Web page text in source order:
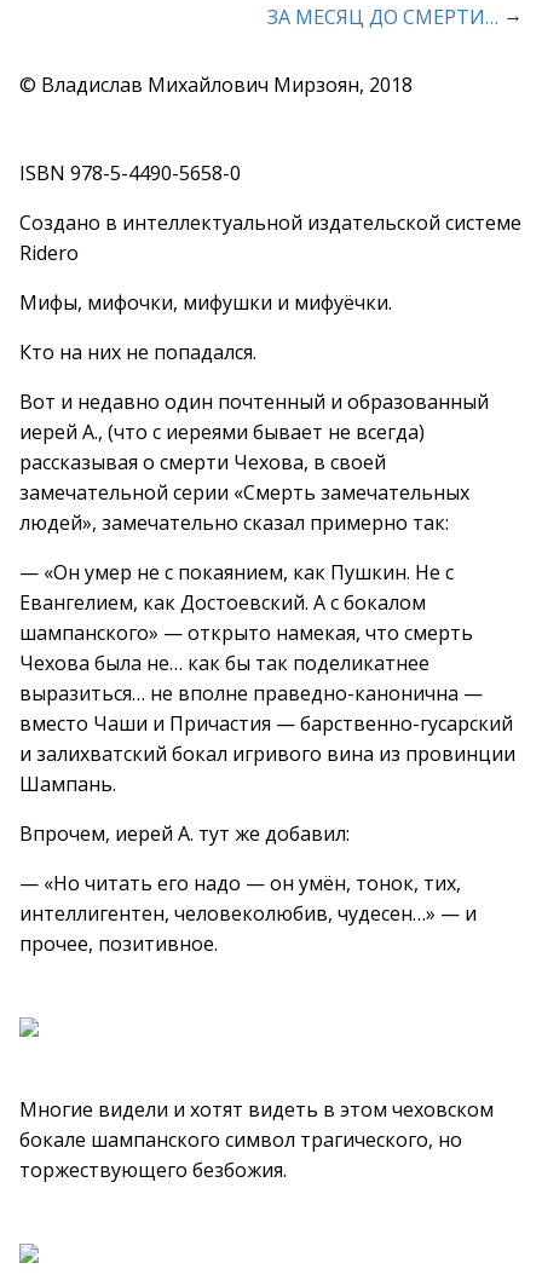
ЗА МЕСЯЦ ДО СМЕРТИ… →
© Владислав Михайлович Мирзоян, 2018
ISBN 978-5-4490-5658-0
Создано в интеллектуальной издательской системе
Ridero
Мифы, мифочки, мифушки и мифуёчки.
Кто на них не попадался.
Вот и недавно один почтенный и образованный
иерей А., (что с иереями бывает не всегда)
рассказывая о смерти Чехова, в своей
замечательной серии «Смерть замечательных
людей», замечательно сказал примерно так:
— «Он умер не с покаянием, как Пушкин. Не с
Евангелием, как Достоевский. А с бокалом
шампанского» — открыто намекая, что смерть
Чехова была не… как бы так поделикатнее
выразиться… не вполне праведно-канонична —
вместо Чаши и Причастия — барственно-гусарский
и залихватский бокал игривого вина из провинции
Шампань.
Впрочем, иерей А. тут же добавил:
— «Но читать его надо — он умён, тонок, тих,
интеллигентен, человеколюбив, чудесен…» — и
прочее, позитивное.
Многие видели и хотят видеть в этом чеховском
бокале шампанского символ трагического, но
торжествующего безбожия.